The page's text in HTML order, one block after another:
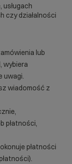
usługach
czy działalności
lub
wybiera
uwagi.
wiadomość z
płatności,
płatności